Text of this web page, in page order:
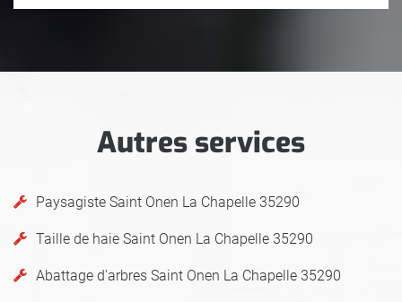
Autres services
Paysagiste Saint Onen La Chapelle 35290
Taille de haie Saint Onen La Chapelle 35290
Abattage d'arbres Saint Onen La Chapelle 35290